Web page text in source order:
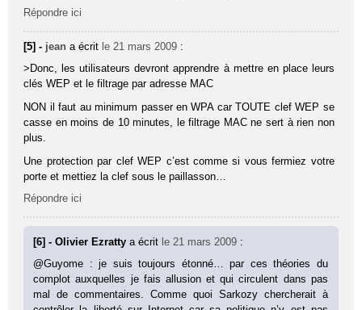
Répondre ici
[5] - jean a écrit le 21 mars 2009 :
>Donc, les utilisateurs devront apprendre à mettre en place leurs
clés WEP et le filtrage par adresse MAC
NON il faut au minimum passer en WPA car TOUTE clef WEP se
casse en moins de 10 minutes, le filtrage MAC ne sert à rien non
plus.
Une protection par clef WEP c’est comme si vous fermiez votre
porte et mettiez la clef sous le paillasson…
Répondre ici
[6] - Olivier Ezrattya écrit le 21 mars 2009 :
@Guyome : je suis toujours étonné… par ces théories du
complot auxquelles je fais allusion et qui circulent dans pas
mal de commentaires. Comme quoi Sarkozy chercherait à